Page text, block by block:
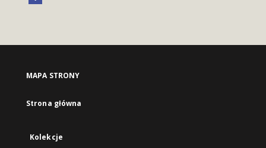
MAPA STRONY
Strona główna
Kolekcje